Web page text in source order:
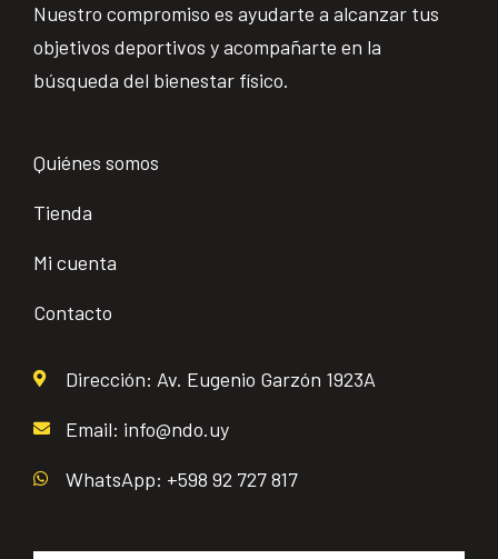
Nuestro compromiso es ayudarte a alcanzar tus
objetivos deportivos y acompañarte en la
búsqueda del bienestar físico.
Quiénes somos
Tienda
Mi cuenta
Contacto
Dirección: Av. Eugenio Garzón 1923A
Email: info@ndo.uy
WhatsApp: +598 92 727 817